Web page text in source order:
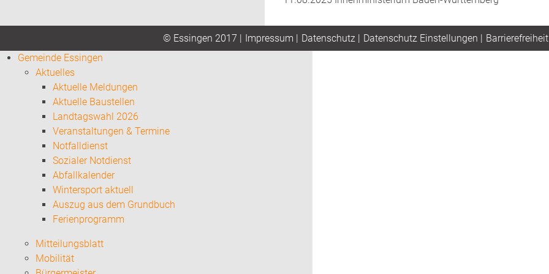
© Essingen 2017 | Impressum | Datenschutz | Datenschutz Einstellungen | Barrierefreiheit
Gemeinde Essingen
Aktuelles
Aktuelle Meldungen
Aktuelle Baustellen
Landtagswahl 2026
Veranstaltungen & Termine
Notfalldienst
Sozialer Notdienst
Abfallkalender
Wintersport aktuell
Auszug aus dem Grundbuch
Ferienprogramm
Mitteilungsblatt
Mobilität